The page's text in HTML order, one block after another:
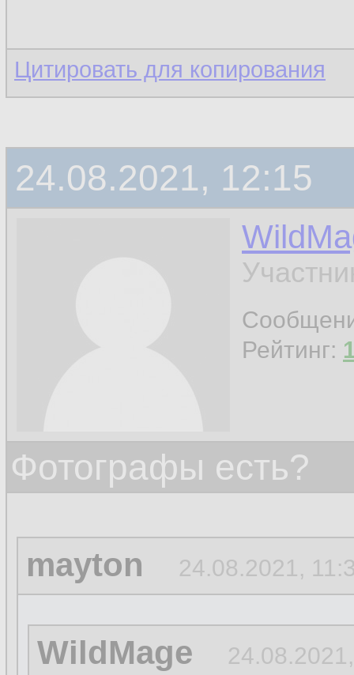
Цитировать для копирования
24.08.2021, 12:15
Рейтинг:
Фотографы есть?
mayton 24.08.2021,
WildMage